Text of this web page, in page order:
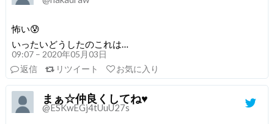
怖い😰
いったいどうしたのこれは…
09:07 – 2020年05月03日
返信
リツイート お気に入り
まぁ☆仲良くしてね♥️
@ESKwEGj4tUuU27s